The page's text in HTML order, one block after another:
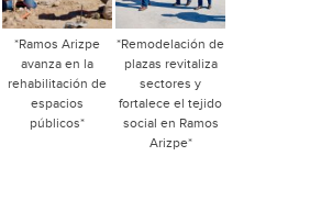
*Ramos Arizpe
avanza en la
rehabilitación de
espacios
públicos*
*Remodelación de
plazas revitaliza
sectores y
fortalece el tejido
social en Ramos
Arizpe*